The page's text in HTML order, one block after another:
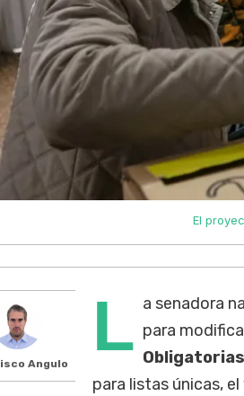
El
Angulo L a senadora
para
para listas únicas,